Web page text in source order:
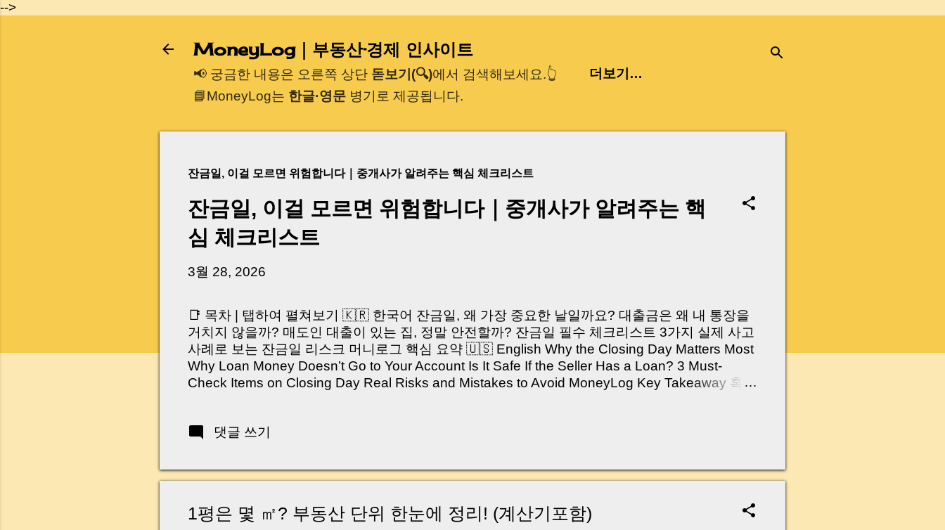
-->
기본 콘텐츠로 건너뛰기
MoneyLog｜부동산·경제 인사이트
📢 궁금한 내용은 오른쪽 상단 돋보기(🔍)에서 검색해보세요.👆
📘MoneyLog는 한글·영문 병기로 제공됩니다.
더보기…
잔금일, 이걸 모르면 위험합니다｜중개사가 알려주는 핵심 체크리스트
잔금일, 이걸 모르면 위험합니다｜중개사가 알려주는 핵
심 체크리스트
3월 28, 2026
📑 목차 | 탭하여 펼쳐보기 🇰🇷 한국어 잔금일, 왜 가장 중요한 날일까요? 대출금은 왜 내 통장을
거치지 않을까? 매도인 대출이 있는 집, 정말 안전할까? 잔금일 필수 체크리스트 3가지 실제 사고
사례로 보는 잔금일 리스크 머니로그 핵심 요약 🇺🇸 English Why the Closing Day Matters Most
Why Loan Money Doesn’t Go to Your Account Is It Safe If the Seller Has a Loan? 3 Must-
Check Items on Closing Day Real Risks and Mistakes to Avoid MoneyLog Key Takeaway 혹시
억 원이 한 번에 움직이는 가장 긴장되는 순간 입니다. 실제로 제가 중개 현장에서 겪었던 일입니
황이 있었습니다. 또 어떤 분은 이렇게 말씀하십니다. “내 대출인데 왜 내 통장으로 안 들어오죠?”
“매도인이 대출 안 갚고 도망가면 어떡하죠?” 이 모든 불안, 사실은 ‘구조’를 몰라서 생기는 걱정입
꼭 준비해야 하는지 중개 실무 기준으로 아주 쉽게 풀어드리겠습니다. 이 글 하나만 제대로 이해
댓글 쓰기
1평은 몇 ㎡? 부동산 단위 한눈에 정리! (계산기포함)